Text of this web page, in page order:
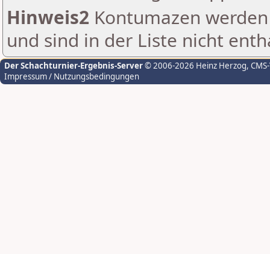
Hinweis2 Kontumazen
und sind in der Liste nicht
Der Schachturnier-Ergebnis-Server© 2006-2026 Heinz Herzog,
Impressum / Nutzungsbedingungen